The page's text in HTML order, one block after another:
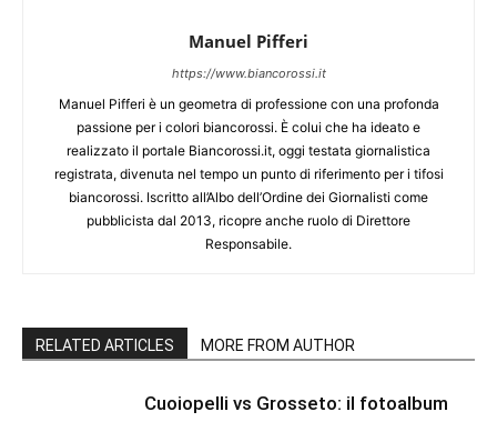
Manuel Pifferi
https://www.biancorossi.it
Manuel Pifferi è un geometra di professione con una profonda
passione per i colori biancorossi. È colui che ha ideato e
realizzato il portale Biancorossi.it, oggi testata giornalistica
registrata, divenuta nel tempo un punto di riferimento per i tifosi
biancorossi. Iscritto all’Albo dell’Ordine dei Giornalisti come
pubblicista dal 2013, ricopre anche ruolo di Direttore
Responsabile.
RELATED ARTICLES MORE FROM AUTHOR
Cuoiopelli vs Grosseto: il fotoalbum